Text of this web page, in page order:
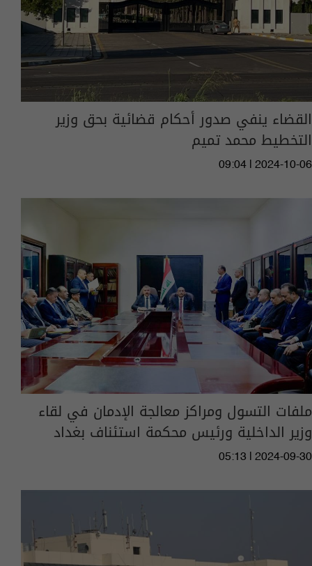
القضاء ينفي صدور أحكام قضائية بحق وزير
التخطيط محمد تميم
09:04 | 2024-10-06
ملفات التسول ومراكز معالجة الإدمان في لقاء
وزير الداخلية ورئيس محكمة استئناف بغداد
05:13 | 2024-09-30